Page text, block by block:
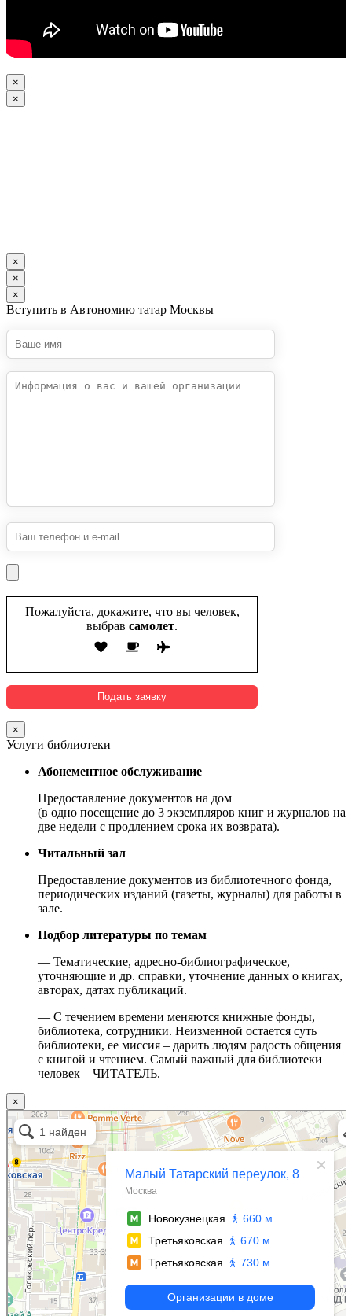
×
×
×
×
×
Вступить в Автономию татар Москвы
Пожалуйста, докажите, что вы человек,
выбрав самолет.
×
Услуги библиотеки
Абонементное обслуживание
Предоставление документов на дом
(в одно посещение до 3 экземпляров книг и журналов на
две недели с продлением срока их возврата).
Читальный зал
Предоставление документов из библиотечного фонда,
периодических изданий (газеты, журналы) для работы в
зале.
Подбор литературы по темам
— Тематические, адресно-библиографическое,
уточняющие и др. справки, уточнение данных о книгах,
авторах, датах публикаций.
— С течением времени меняются книжные фонды,
библиотека, сотрудники. Неизменной остается суть
библиотеки, ее миссия – дарить людям радость общения
с книгой и чтением. Самый важный для библиотеки
человек – ЧИТАТЕЛЬ.
×
Москва
Малый Татарский переулок, 8 на карте Москвы, ближайшее метро Новокузнецкая —
Яндекс.Карты